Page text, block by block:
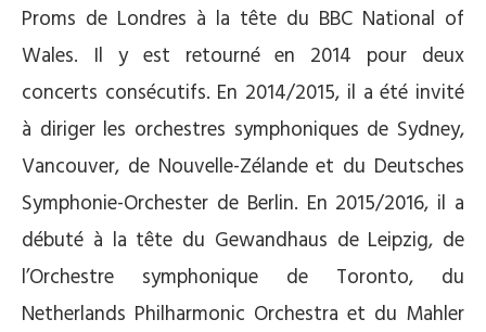
Proms de Londres à la tête du BBC National of
Wales. Il y est retourné en 2014 pour deux
concerts consécutifs. En 2014/2015, il a été invité
à diriger les orchestres symphoniques de Sydney,
Vancouver, de Nouvelle-Zélande et du Deutsches
Symphonie-Orchester de Berlin. En 2015/2016, il a
débuté à la tête du Gewandhaus de Leipzig, de
l’Orchestre symphonique de Toronto, du
Netherlands Philharmonic Orchestra et du Mahler